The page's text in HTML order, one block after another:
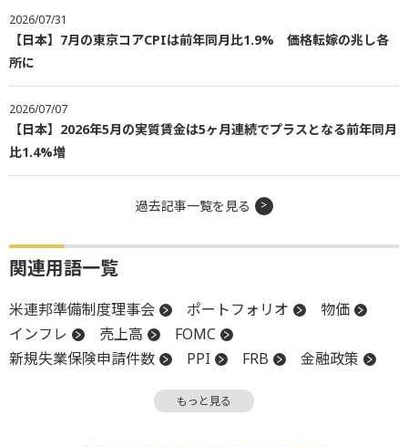
2026/07/31
【日本】7月の東京コアCPIは前年同月比1.9% 価格転嫁の兆し各
所に
2026/07/07
【日本】2026年5月の実質賃金は5ヶ月連続でプラスとなる前年同月
比1.4%増
過去記事一覧を見る
関連用語一覧
米連邦準備制度理事会 ポートフォリオ
物価
インフレ
売上高
FOMC
新規失業保険申請件数
PPI FRB
金融政策
CPI 利下げ
もっと見る